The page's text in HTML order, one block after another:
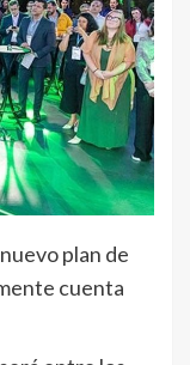
plan de
cuenta